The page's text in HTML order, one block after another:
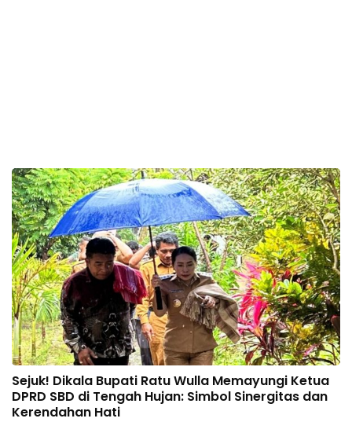
Sejuk! Dikala Bupati Ratu Wulla Memayungi Ketua
DPRD SBD di Tengah Hujan: Simbol Sinergitas dan
Kerendahan Hati